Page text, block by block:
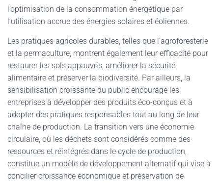
l’optimisation de la consommation énergétique par
l’utilisation accrue des énergies solaires et éoliennes.
Les pratiques agricoles durables, telles que l’agroforesterie
et la permaculture, montrent également leur efficacité pour
restaurer les sols appauvris, améliorer la sécurité
alimentaire et préserver la biodiversité. Par ailleurs, la
sensibilisation croissante du public encourage les
entreprises à développer des produits éco-conçus et à
adopter des pratiques responsables tout au long de leur
chaîne de production. La transition vers une économie
circulaire, où les déchets sont considérés comme des
ressources et réintégrés dans le cycle de production,
constitue un modèle de développement alternatif qui vise à
concilier croissance économique et préservation de